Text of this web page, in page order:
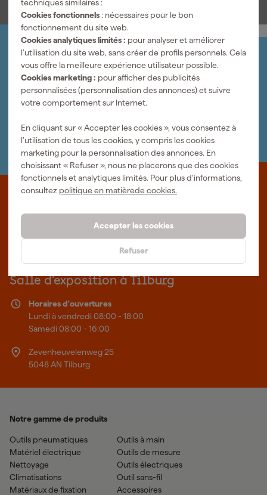
techniques similaires :
Cookies fonctionnels : nécessaires pour le bon
fonctionnement du site web.
Cookies analytiques limités : pour analyser et améliorer
l’utilisation du site web, sans créer de profils personnels. Cela
vous offre la meilleure expérience utilisateur possible.
Cookies marketing : pour afficher des publicités
personnalisées (personnalisation des annonces) et suivre
votre comportement sur Internet.
En cliquant sur « Accepter les cookies », vous consentez à
l’utilisation de tous les cookies, y compris les cookies
marketing pour la personnalisation des annonces. En
choisissant « Refuser », nous ne placerons que des cookies
fonctionnels et analytiques limités. Pour plus d’informations,
consultez politique en matièrede cookies.
Accepter les cookies
Refuser
du montage, faites attention à la bague de palier noire et placez-
la avec le bon côté vers le haut afin que le sens de rotation soit
correct.
Organisez-le vous-même
Connectez-vous et gérez vos commandes et vos
factures.
Bulletin
Abonnez-vous à la newsletter hebdomadaire
Nous nous ferons un plaisir de vous aider. Contactez l'un
de nos spécialistes.
Que représente Fixami?
Des outils professionnels et des conseils personnalisés : nous
sommes le spécialiste en ligne, quel que soit votre projet. Fixami
Salle d'exposition à Tilburg
Horaires d'ouvertures
Lundi à vendredi 08:00 - 18:00
Samedi 08:00 - 16:00
Zevenheuvelenweg 25
5048 AN Tilburg
Notre gamme de produits
Outils pneumatiques
Matériel électrique
Nettoyage
Climatisations
Matériaux de fixation
Outils à main
Outils de mesure
Outils électriques
Outil sans-fil
Accessoires